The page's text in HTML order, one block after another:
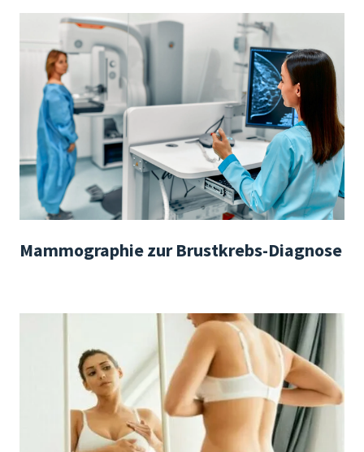
Mammographie zur Brustkrebs-Diagnose